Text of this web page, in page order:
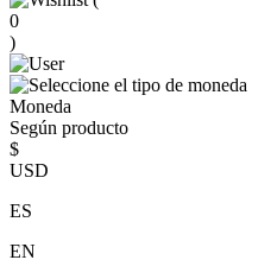
0
)
Moneda
Según producto
$
USD
ES
EN